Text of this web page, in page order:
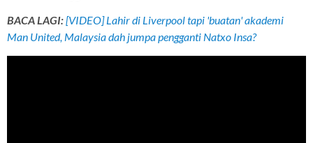
BACA LAGI:[VIDEO] Lahir di Liverpool tapi 'buatan' akademi
Man United, Malaysia dah jumpa pengganti Natxo Insa?